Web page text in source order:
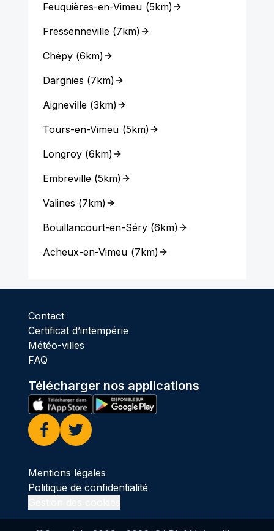
Feuquières-en-Vimeu (5km)
Fressenneville(7km)
Chépy(6km)
Dargnies (7km)
Aigneville(3km)
Tours-en-Vimeu (5km)
Longroy(6km)
Embreville(5km)
Valines (7km)
Bouillancourt-en-Séry(6km)
Acheux-en-Vimeu (7km)
Contact
Certificat d’intempérie
Météo-villes
FAQ
Télécharger nos applications
Facebook
Twitter
Mentions légales
Politique de confidentialité